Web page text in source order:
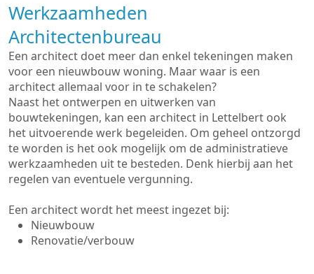
Werkzaamheden
Architectenbureau
Een architect doet meer dan enkel tekeningen maken
voor een nieuwbouw woning. Maar waar is een
architect allemaal voor in te schakelen?
Naast het ontwerpen en uitwerken van
bouwtekeningen, kan een architect in Lettelbert ook
het uitvoerende werk begeleiden. Om geheel ontzorgd
te worden is het ook mogelijk om de administratieve
werkzaamheden uit te besteden. Denk hierbij aan het
regelen van eventuele vergunning.
Een architect wordt het meest ingezet bij:
Nieuwbouw
Renovatie/verbouw